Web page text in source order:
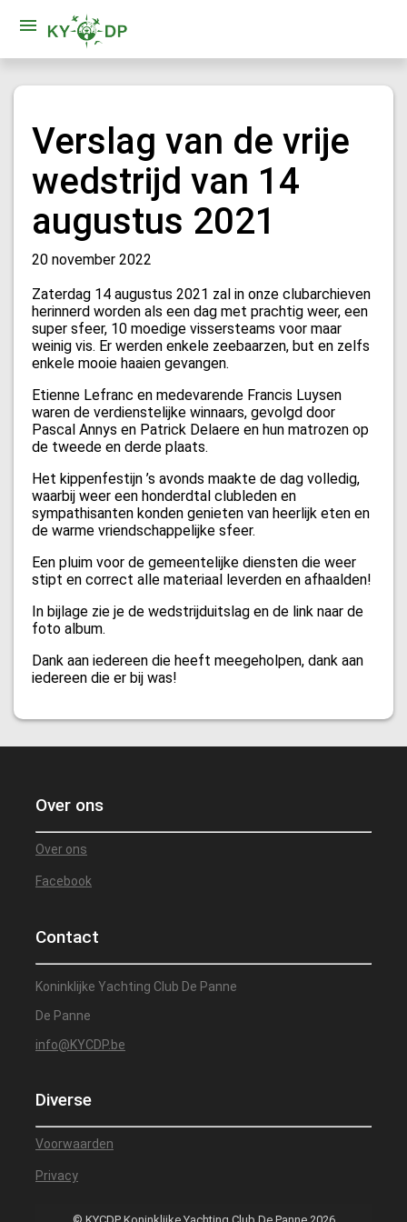
Verslag van de vrije
wedstrijd van 14
augustus 2021
20 november 2022
Zaterdag 14 augustus 2021 zal in onze clubarchieven
herinnerd worden als een dag met prachtig weer, een
super sfeer, 10 moedige vissersteams voor maar
weinig vis. Er werden enkele zeebaarzen, but en zelfs
enkele mooie haaien gevangen.
Etienne Lefranc en medevarende Francis Luysen
waren de verdienstelijke winnaars, gevolgd door
Pascal Annys en Patrick Delaere en hun matrozen op
de tweede en derde plaats.
Het kippenfestijn ’s avonds maakte de dag volledig,
waarbij weer een honderdtal clubleden en
sympathisanten konden genieten van heerlijk eten en
de warme vriendschappelijke sfeer.
Een pluim voor de gemeentelijke diensten die weer
stipt en correct alle materiaal leverden en afhaalden!
In bijlage zie je de wedstrijduitslag en de link naar de
foto album.
Dank aan iedereen die heeft meegeholpen, dank aan
iedereen die er bij was!
Over ons
Over ons
Facebook
Contact
Koninklijke Yachting Club De Panne
De Panne
info@KYCDP.be
Diverse
Voorwaarden
Privacy